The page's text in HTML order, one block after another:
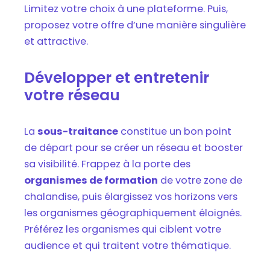
Limitez votre choix à une plateforme. Puis,
proposez votre offre d’une manière singulière
et attractive.
Développer et entretenir
votre réseau
La sous-traitance constitue un bon point
de départ pour se créer un réseau et booster
sa visibilité. Frappez à la porte des
organismes de formation de votre zone de
chalandise, puis élargissez vos horizons vers
les organismes géographiquement éloignés.
Préférez les organismes qui ciblent votre
audience et qui traitent votre thématique.